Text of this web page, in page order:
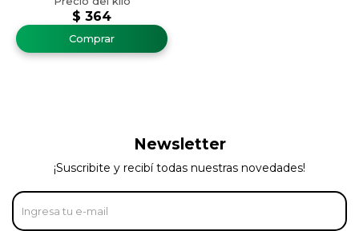
$ 364
Newsletter
¡Suscribite y recibí todas nuestras novedades!